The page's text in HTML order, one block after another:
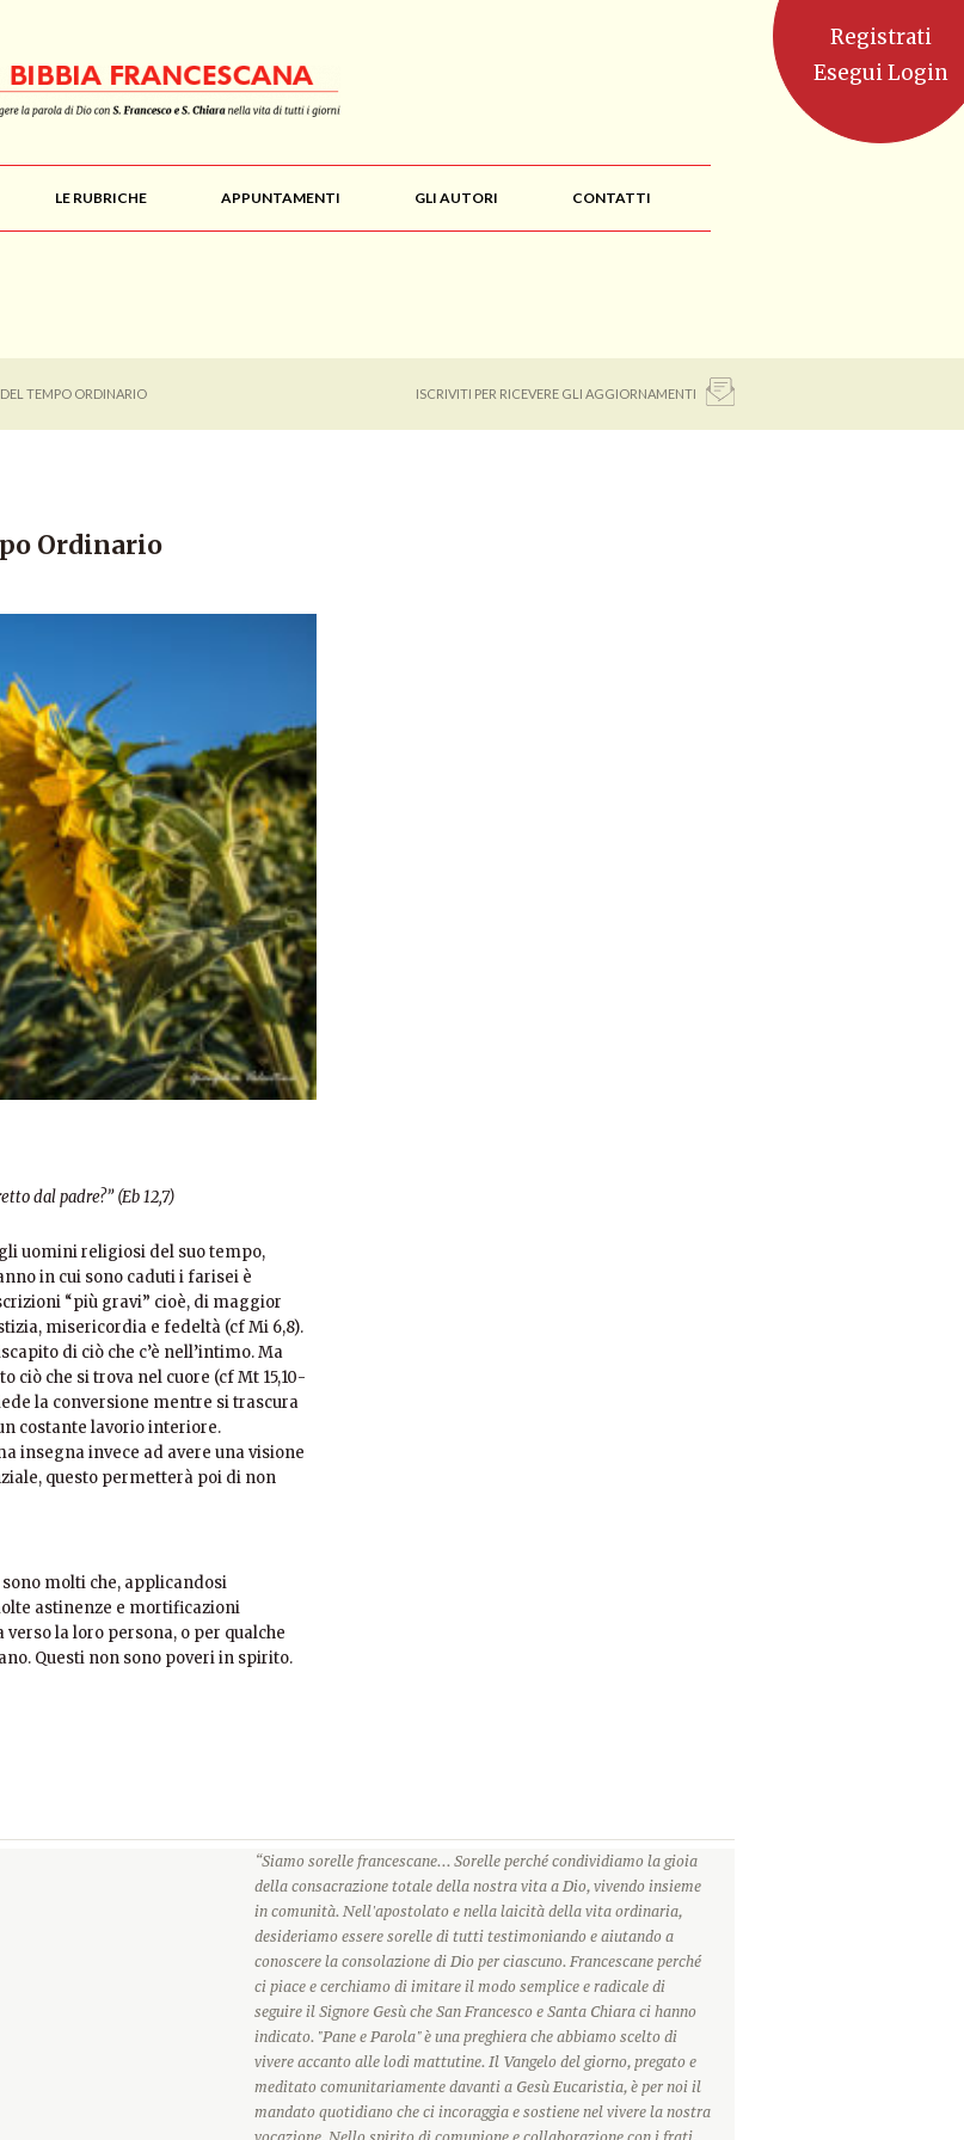
LE RUBRICHE APPUNTAMENTI GLI AUTORI CONTATTI
TEMPO ORDINARIO ISCRIVITI PER RICEVERE GLI AGGIORNAMENTI
Ordinario
dal padre?” (Eb 12,7)
uomini religiosi del suo tempo,
in cui sono caduti i farisei è
“più gravi” cioè, di maggior
misericordia e fedeltà (cf Mi 6,8).
di ciò che c’è nell’intimo. Ma
ciò che si trova nel cuore (cf Mt 15,10-
la conversione mentre si trascura
costante lavorio interiore.
insegna invece ad avere una visione
questo permetterà poi di non
sono molti che, applicandosi
astinenze e mortificazioni
la loro persona, o per qualche
Questi non sono poveri in spirito.
debe usarse junto con una
, un agonista de los receptores GLP-1.
páncreas para liberar más insulina
producida por el hígado y liberada
“Siamo sorelle francescane... Sorelle perché condividiamo la gioia
della consacrazione totale della nostra vita a Dio, vivendo insieme
in comunità. Nell'apostolato e nella laicità della vita ordinaria,
desideriamo essere sorelle di tutti testimoniando e aiutando a
conoscere la consolazione di Dio per ciascuno. Francescane perché
ci piace e cerchiamo di imitare il modo semplice e radicale di
seguire il Signore Gesù che San Francesco e Santa Chiara ci hanno
indicato. "Pane e Parola" è una preghiera che abbiamo scelto di
vivere accanto alle lodi mattutine. Il Vangelo del giorno, pregato e
meditato comunitariamente davanti a Gesù Eucaristia, è per noi il
mandato quotidiano che ci incoraggia e sostiene nel vivere la nostra
Registrati
Esegui Login